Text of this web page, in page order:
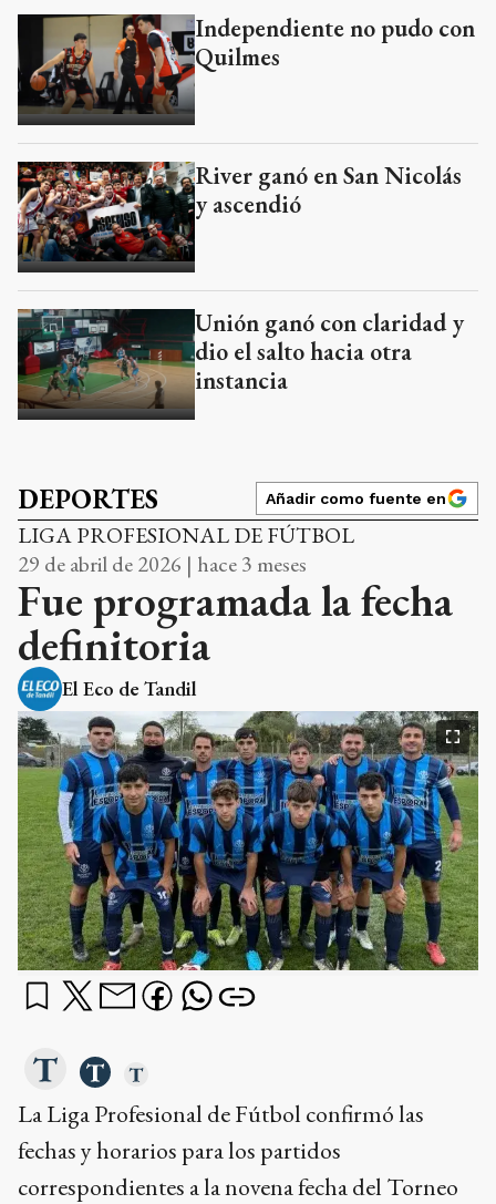
Independiente no pudo con
Quilmes
River ganó en San Nicolás
y ascendió
Unión ganó con claridad y
dio el salto hacia otra
instancia
DEPORTES Añadir como fuente en
LIGA PROFESIONAL DE FÚTBOL
29 de abril de 2026 | hace 3 meses
Fue programada la fecha
definitoria
El Eco de Tandil
La Liga Profesional de Fútbol confirmó las
fechas y horarios para los partidos
correspondientes a la novena fecha del Torneo